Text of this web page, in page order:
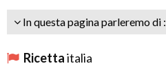
In questa pagina parleremo di :
Ricettaitalia